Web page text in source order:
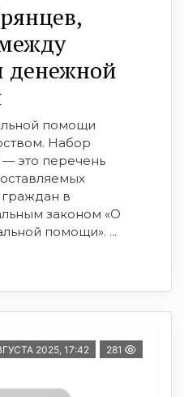
денежной
помощи
Набор
— это перечень
в
законом «О
помощи». ...
2025, 17:42 281